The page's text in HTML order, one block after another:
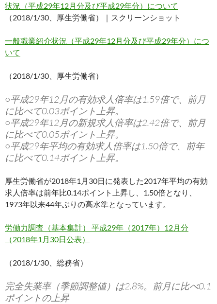
状況（平成29年12月分及び平成29年分）について
（2018/1/30、厚生労働省）｜スクリーンショット
一般職業紹介状況（平成29年12月分及び平成29年分）につ
いて
（2018/1/30、厚生労働省）
○平成29年12月の有効求人倍率は1.59倍で、前月
に比べて0.03ポイント上昇。
○平成29年12月の新規求人倍率は2.42倍で、前月
に比べて0.05ポイント上昇。
○平成29年平均の有効求人倍率は1.50倍で、前年
に比べて0.14ポイント上昇。
厚生労働省が2018年1月30日に発表した2017年平均の有効
求人倍率は前年比0.14ポイント上昇し、1.50倍となり、
1973年以来44年ぶりの高水準となっています。
労働力調査（基本集計） 平成29年（2017年）12月分
（2018年1月30日公表）
（2018/1/30、総務省）
完全失業率（季節調整値）は2.8%。前月に比べ0.1
ポイントの上昇